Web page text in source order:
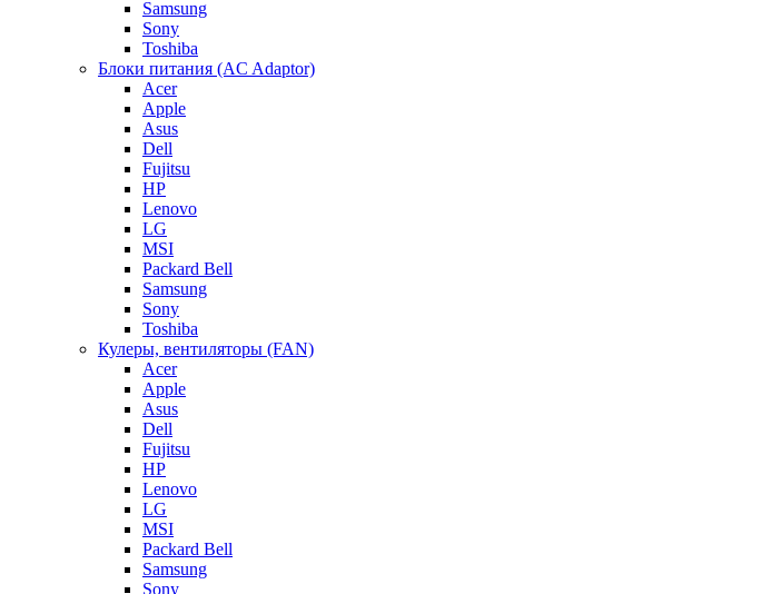
Samsung
Sony
Toshiba
Блоки питания (AC Adaptor)
Acer
Apple
Asus
Dell
Fujitsu
HP
Lenovo
LG
MSI
Packard Bell
Samsung
Sony
Toshiba
Кулеры, вентиляторы (FAN)
Acer
Apple
Asus
Dell
Fujitsu
HP
Lenovo
LG
MSI
Packard Bell
Samsung
Sony